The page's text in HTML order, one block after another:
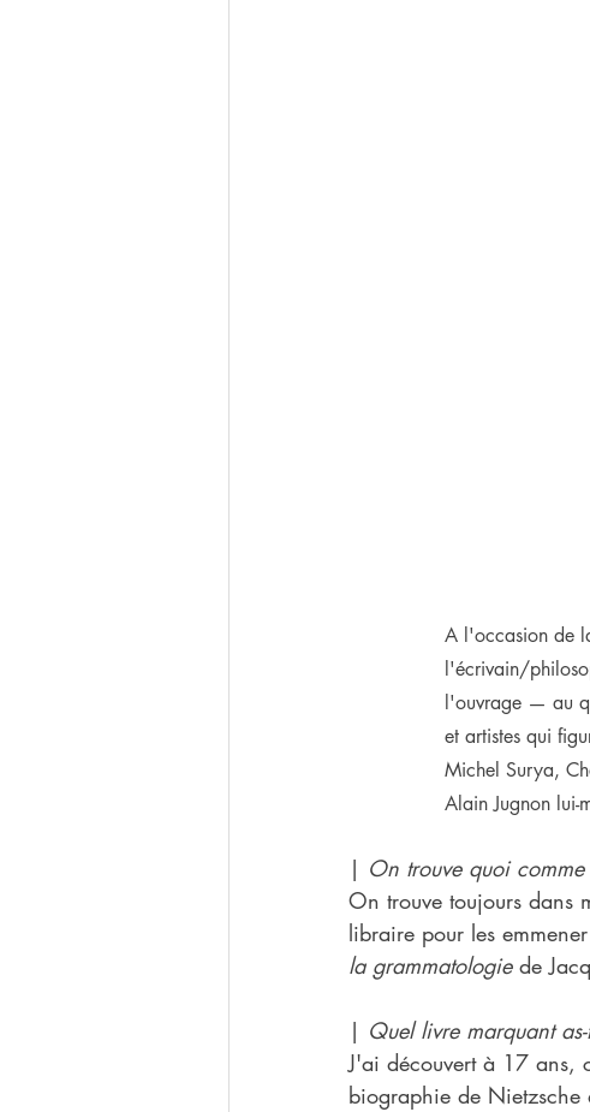
A l'occasion de
l'écrivain/
l'ouvrage — au
et artistes qui
Michel Surya,
Alain Jugnon lui-
| On trouve quoi
On trouve toujours dans
libraire pour les
la grammatologie de
| Quel livre marquant
J'ai découvert à 17 ans,
biographie de